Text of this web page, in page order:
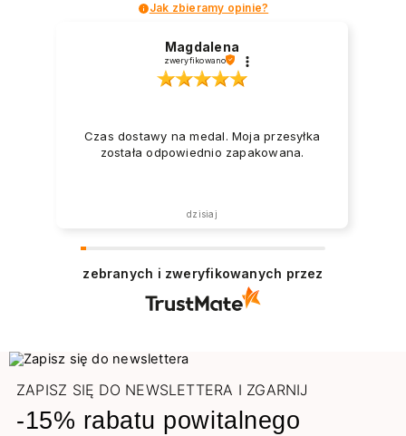
Jak zbieramy opinie?
Magdalena
zweryfikowano
Czas dostawy na medal. Moja przesyłka
została odpowiednio zapakowana.
dzisiaj
zebranych i zweryfikowanych przez
ZAPISZ SIĘ DO NEWSLETTERA I ZGARNIJ
-15% rabatu powitalnego